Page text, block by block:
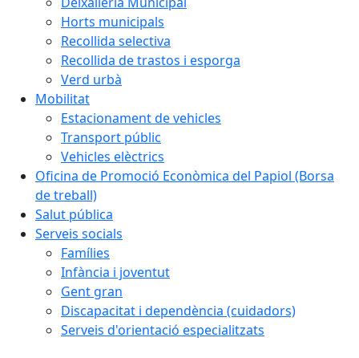
Horts municipals
Recollida selectiva
Recollida de trastos i esporga
Verd urbà
Mobilitat
Estacionament de vehicles
Transport públic
Vehicles elèctrics
Oficina de Promoció Econòmica del Papiol (Borsa
de treball)
Salut pública
Serveis socials
Famílies
Infància i joventut
Gent gran
Discapacitat i dependència (cuidadors)
Serveis d'orientació especialitzats